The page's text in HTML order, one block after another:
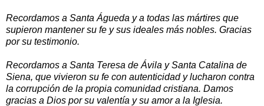
Recordamos a Santa Águeda y a todas las mártires que
supieron mantener su fe y sus ideales más nobles. Gracias
por su testimonio.
Recordamos a Santa Teresa de Ávila y Santa Catalina de
Siena, que vivieron su fe con autenticidad y lucharon contra
la corrupción de la propia comunidad cristiana. Damos
gracias a Dios por su valentía y su amor a la Iglesia.